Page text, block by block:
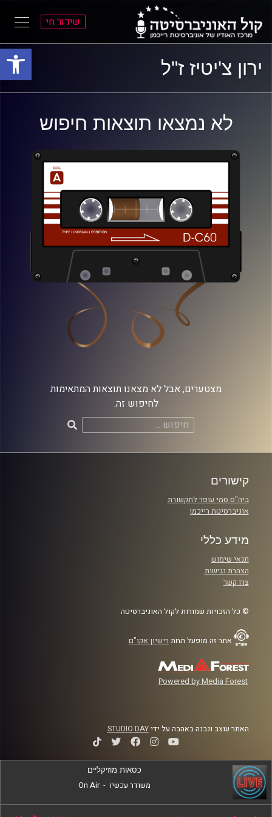
פתח
התפריט
הראשי
התוכן
הראשי
שידור חי
ירון צ'יטיז ז"ל
לא נמצאו תוצאות חיפוש
מצטערים, אבל לא מצאנו תוצאות המתאימות
לחיפוש זה.
חיפוש:
קישורים
ביה"ס סמי עופר לתקשורת
אוניברסיטת רייכמן
מידע כללי
תנאי שימוש
הצהרת נגישות
צרו קשר
© כל הזכויות שמורות לקול האוניברסיטה
אתר זה מופעל תחת רישיון אקו"ם
Powered by Media Forest
האתר עוצב ונבנה באהבה על ידיSTUDIO DAY
כסאות מוזיקליים
משודר עכשיו -
On Air